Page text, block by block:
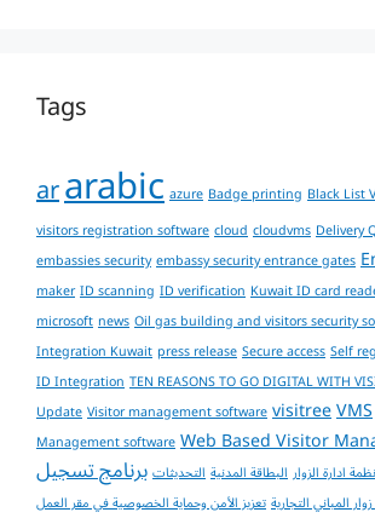
Tags
ararabicazureBadge printing Black List
visitors registration softwarecloudcloudvmsDelivery
embassies securityembassy security entrance gates
makerID scanning ID verificationKuwait ID card
microsoftnewsOil gas building and visitors security
Integration Kuwaitpress releaseSecure accessSelf
ID IntegrationTEN REASONS TO GO DIGITAL WITH
UpdateVisitor management softwarevisitreeVMS
Management softwareWeb Based Visitor
ادارة الزوارالبطاقة المدنيةالتحديثاتبرنامج تسجيل
المباني التجاريةتعزيز الأمن وحماية الخصوصية في مقر العمل